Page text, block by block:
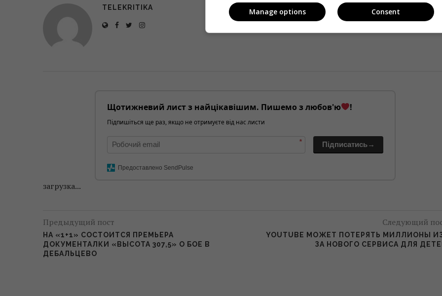
TELEKRITIKA
Щотижневий лист з найцікавішим. Пишемо з любов'ю !
Підпишіться ще раз, якщо не отримуєте від нас листи
* Підписатись→
Предоставлено SendPulse
загрузка...
Предыдущий пост
НА «1+1» СОСТОИТСЯ ПРЕМЬЕРА
ДОКУМЕНТАЛКИ «ВЫСОТА 307,5» О БОЕ В
ДЕБАЛЬЦЕВО
Следующий
YOUTUBE МОЖЕТ ПОТЕРЯТЬ МИЛЛИОНЫ
ЗА НОВОГО СЕРВИСА ДЛЯ
Consent
Manage options